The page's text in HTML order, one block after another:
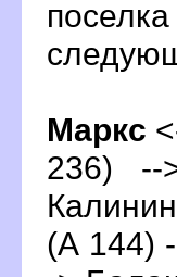
Маркс
236) --
(А 144)